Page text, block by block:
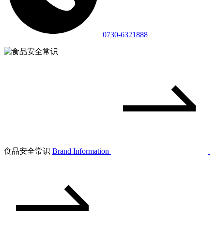
0730-6321888
食品安全常识 Brand Information